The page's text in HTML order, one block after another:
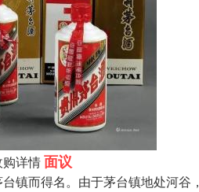
详情面议
镇而得名。由于茅台镇地处河